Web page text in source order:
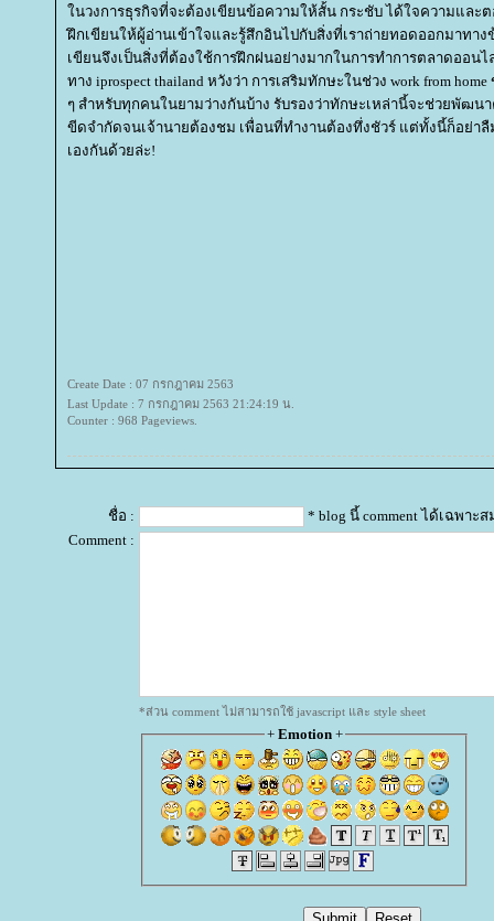
นวงการธุรกิจที่จะต้องเขียนข้อความให้สั้น กระชับ ได้ใจความและ
ฝึกเขียนให้ผู้อ่านเข้าใจและรู้สึกอินไปกับสิ่งที่เราถ่ายทอดออกมาทา
เขียนจึงเป็นสิ่งที่ต้องใช้การฝึกฝนอย่างมากในการทำการตลาดออนไ
ทาง iprospect thailand หวังว่า การเสริมทักษะในช่วง work from
ๆ สำหรับทุกคนในยามว่างกันบ้าง รับรองว่าทักษะเหล่านี้จะช่วยพัฒน
ขีดจำกัดจนเจ้านายต้องชม เพื่อนที่ทำงานต้องทึ่งชัวร์ แต่ทั้งนี้ก็อย่า
เองกันด้วยล่ะ!
Create Date : 07 กรกฎาคม 2563
Last Update : 7 กรกฎาคม 2563 21:24:19 น.
Counter : 968 Pageviews.
ชื่อ :
* blog นี้ comment ได้เฉพาะ
Comment :
*ส่วน comment ไม่สามารถใช้ javascript และ style sheet
+ Emotion+